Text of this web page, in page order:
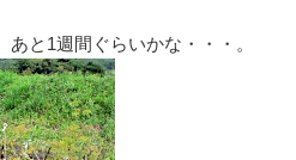
あと1週間ぐらいかな・・・。